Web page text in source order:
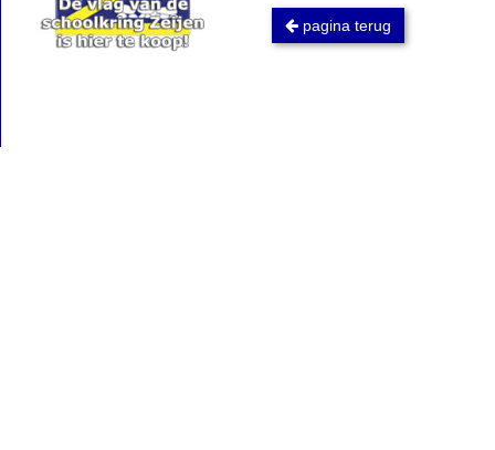
pagina terug